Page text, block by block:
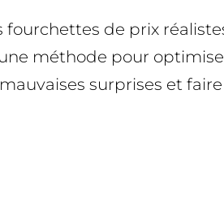
de prix
méthode pour
surprises et